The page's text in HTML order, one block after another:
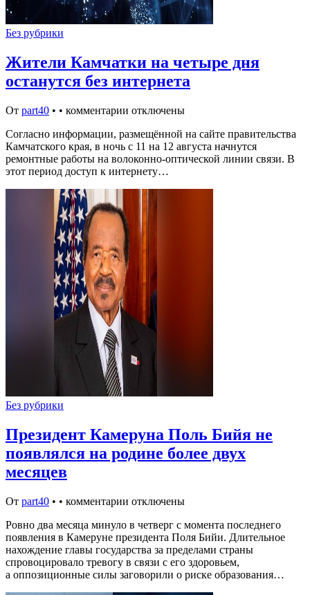
Без рубрики
Жители Камчатки на четыре дня
останутся без интернета
От part40 • • комментарии отключены
Согласно информации, размещённой на сайте правительства
Камчатского края, в ночь с 11 на 12 августа начнутся
ремонтные работы на волоконно-оптической линии связи. В
этот период доступ к интернету…
Без рубрики
Президент Камеруна Поль Бийя не
появлялся на родине более двух
месяцев
От part40 • • комментарии отключены
Ровно два месяца минуло в четверг с момента последнего
появления в Камеруне президента Поля Бийи. Длительное
нахождение главы государства за пределами страны
спровоцировало тревогу в связи с его здоровьем,
а оппозиционные силы заговорили о риске образования…